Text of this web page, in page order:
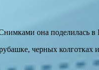
она поделилась
черных